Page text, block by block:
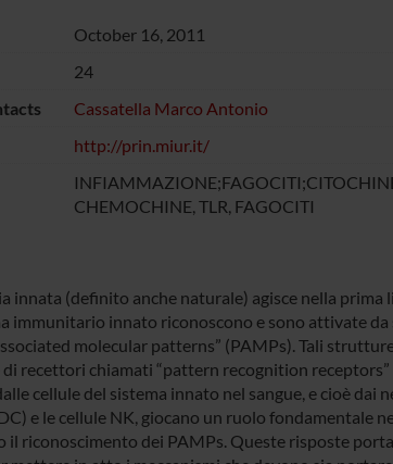
October 16, 2011
24
Cassatella Marco Antonio
http://prin.miur.it/
CHEMOCHINE, TLR, FAGOCITI
innata (definito anche naturale) agisce nella prima
immunitario innato riconoscono e sono attivate
molecular patterns” (PAMPs). Tali
recettori chiamati “pattern recognition receptors”
cellule del sistema innato nel sangue, e cioè
e le cellule NK, giocano un ruolo fondamentale
il riconoscimento dei PAMPs. Queste risposte